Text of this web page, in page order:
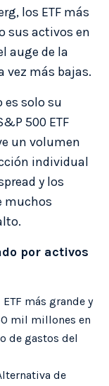
los ETF más
sus activos en
auge de la
vez más bajas.
es solo su
500 ETF
un volumen
individual
y los
muchos
por activos
ETF más grande y
mil millones en
de gastos del
de